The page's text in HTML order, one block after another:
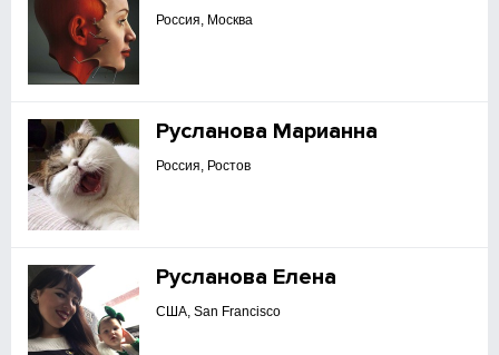
Россия, Москва
Русланова Марианна
Россия, Ростов
Русланова Елена
США, San Francisco